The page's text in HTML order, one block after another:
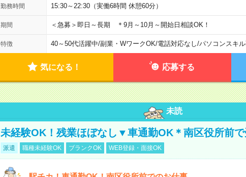
勤務時間 15:30～22:30（実働6時間 休憩60分）
期間 ＜急募＞即日～長期 ＊9月～10月～開始日相談OK！
特徴 40～50代活躍中/副業・WワークOK/電話対応なし/パソコンスキ
気になる！ 応募する
未読
未経験OK！残業ほぼなし▼車通勤OK＊南区役所前
派遣 職種未経験OK ブランクOK WEB登録・面接OK